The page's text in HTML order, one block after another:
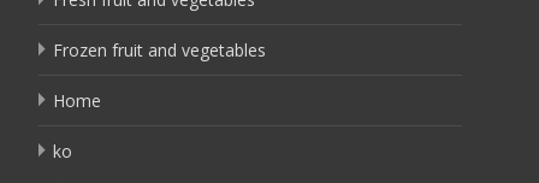
Frozen fruit and vegetables
Home
ko